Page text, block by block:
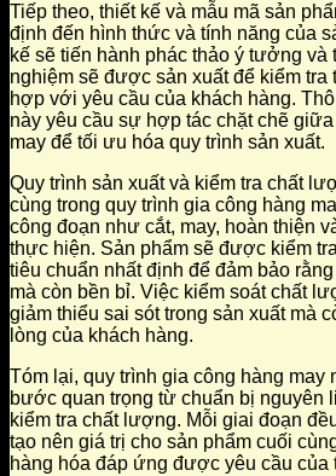
Tiếp theo, thiết kế và mẫu mã sản
định đến hình thức và tính năng của
kế sẽ tiến hành phác thảo ý tưởng và
nghiệm sẽ được sản xuất để kiểm tra
hợp với yêu cầu của khách hàng.
này yêu cầu sự hợp tác chặt chẽ
may để tối ưu hóa quy trình sản xuất.
Quy trình sản xuất và kiểm tra chất
cùng trong quy trình gia công hàng
công đoạn như cắt, may, hoàn thiện
thực hiện. Sản phẩm sẽ được kiểm
tiêu chuẩn nhất định để đảm bảo
mà còn bền bỉ. Việc kiểm soát chất
giảm thiểu sai sót trong sản xuất mà
lòng của khách hàng.
Tóm lại, quy trình gia công hàng may
bước quan trọng từ chuẩn bị nguyên
kiểm tra chất lượng. Mỗi giai đoạn
tạo nên giá trị cho sản phẩm cuối
hàng hóa đáp ứng được yêu cầu của